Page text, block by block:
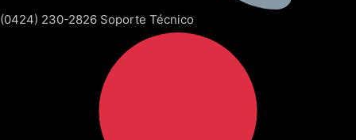
(0424) 230-2826 Soporte Técnico